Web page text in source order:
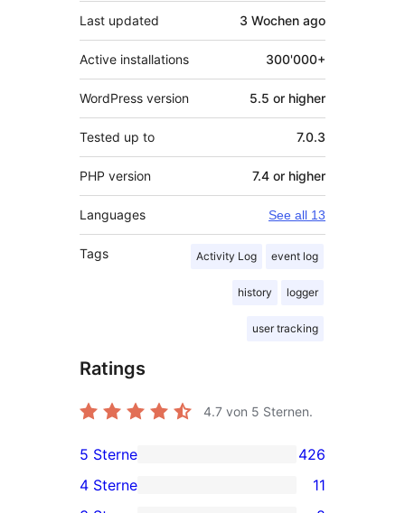
Last updated 3 Wochen ago
Active installations 300'000+
WordPress version 5.5 or higher
Tested up to 7.0.3
PHP version 7.4 or higher
Languages See all 13
Tags Activity Log event log
history logger
user tracking
Ratings
4.7 von 5 Sternen.
426
5-
5 Sterne 426
4 Sterne
11